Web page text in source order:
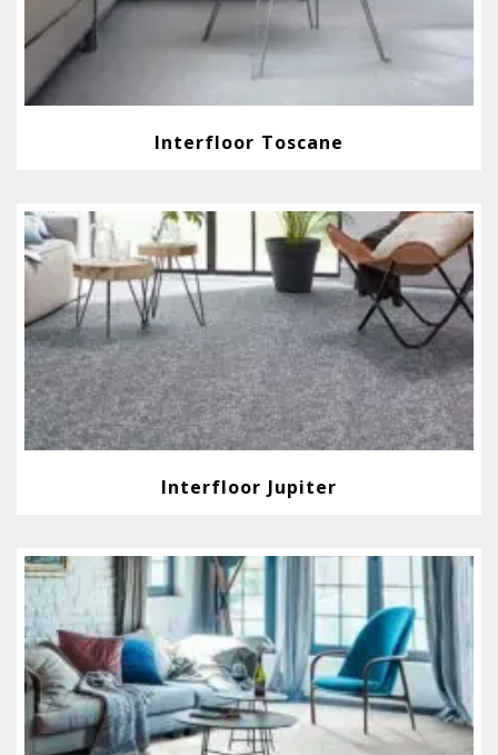
Interfloor Toscane
Interfloor Jupiter